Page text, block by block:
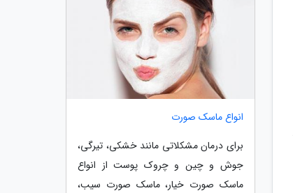
انواع ماسک صورت
برای درمان مشکلاتی مانند خشکی، تیرگی،
جوش و چین و چروک پوست از انواع
ماسک صورت خیار، ماسک صورت سیب،